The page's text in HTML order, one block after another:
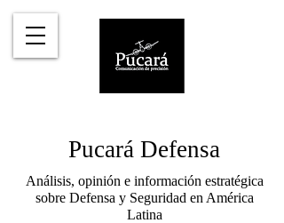
Pucará Defensa
Análisis, opinión e información estratégica
sobre Defensa y Seguridad en América
Latina